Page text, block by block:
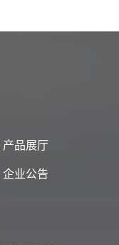
产品展厅
企业公告